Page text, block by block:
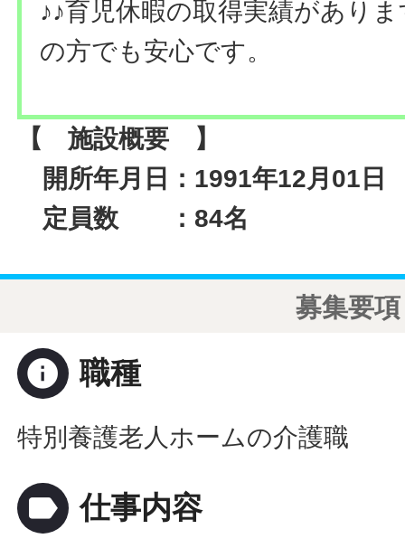
♪♪育児休暇の取得実績があり
の方でも安心です。
【 施設概要 】
開所年月日：1991年12月01日
定員数 ：84名
募集要項
info 職種
特別養護老人ホームの介護職
label 仕事内容